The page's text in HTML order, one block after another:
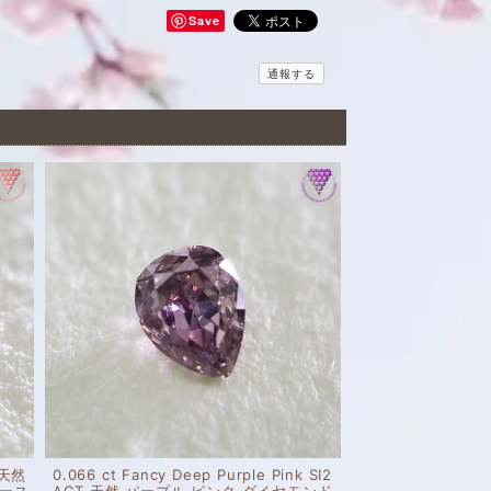
Save
通報する
然
0.066 ct Fancy Deep Purple Pink SI2